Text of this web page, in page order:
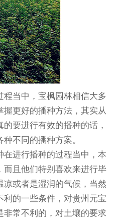
程当中，宝枫园林相信大多
握更好的播种方法，其实从
要进行有效的播种的话，
不同的播种方案。
在进行播种的过程当中，本
而且他们特别喜欢来进行毕
凉或者是湿润的气候，当然
利的一些条件，对贵州元宝
非常不利的，对土壤的要求